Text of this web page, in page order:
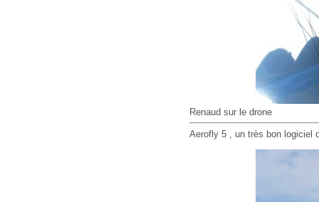
Renaud sur le drone
Aerofly 5 , un très bon logiciel